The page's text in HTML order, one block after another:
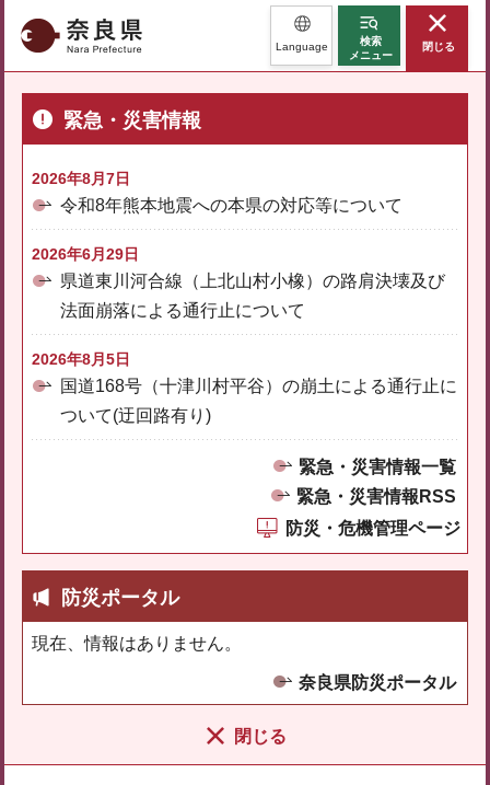
奈良県 Language
検索
メニュー
閉じる
緊急・災害情報
2026年8月7日
令和8年熊本地震への本県の対応等について
2026年6月29日
県道東川河合線（上北山村小橡）の路肩決壊及び
法面崩落による通行止について
2026年8月5日
国道168号（十津川村平谷）の崩土による通行止に
ついて(迂回路有り)
緊急・災害情報一覧
緊急・災害情報RSS
防災・危機管理ページ
防災ポータル
現在、情報はありません。
奈良県防災ポータル
閉じる